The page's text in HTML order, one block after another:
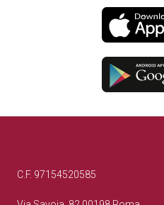
C.F. 97154520585